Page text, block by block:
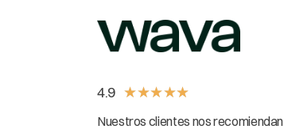
4.9 ★★★★★
Nuestros clientes nos recomiendan